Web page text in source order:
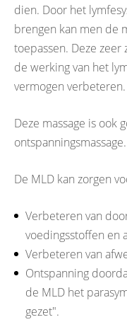
dien. Door het
brengen kan men de
toepassen. Deze
de werking van het
vermogen verbeteren.
Deze massage is ook
ontspanningsmassage.
De MLD kan zorgen
Verbeteren van
voedingsstoffen en
Verbeteren van
Ontspanning
de MLD het
gezet".